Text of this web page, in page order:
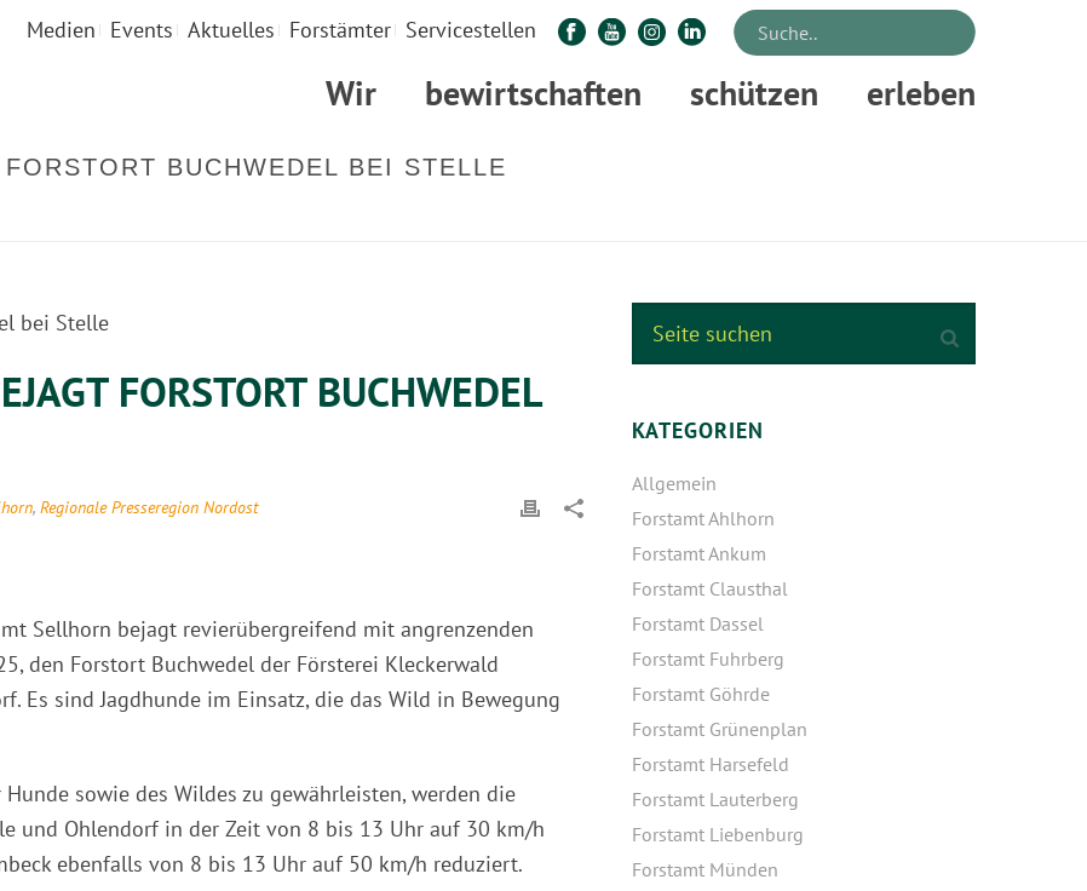
Medien Events Aktuelles Forstämter Servicestellen
Wir bewirtschaften schützen erleben
BUCHWEDEL BEI STELLE
FORSTORT BUCHWEDEL
, Regionale Presseregion Nordost
Sellhorn bejagt revierübergreifend mit angrenzenden
den Forstort Buchwedel der Försterei Kleckerwald
Es sind Jagdhunde im Einsatz, die das Wild in Bewegung
sowie des Wildes zu gewährleisten, werden die
und Ohlendorf in der Zeit von 8 bis 13 Uhr auf 30 km/h
ebenfalls von 8 bis 13 Uhr auf 50 km/h reduziert.
KATEGORIEN
Allgemein
Forstamt Ahlhorn
Forstamt Ankum
Forstamt Clausthal
Forstamt Dassel
Forstamt Fuhrberg
Forstamt Göhrde
Forstamt Grünenplan
Forstamt Harsefeld
Forstamt Lauterberg
Forstamt Liebenburg
Forstamt Münden